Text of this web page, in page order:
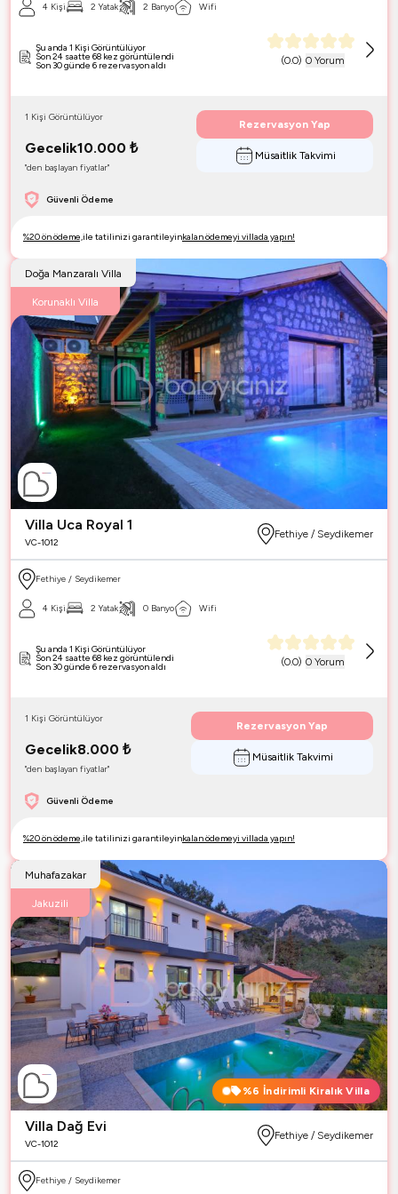
4 Kişi 2 Yatak 2 Banyo Wifi
(0.0) 0 Yorum
Şu anda 1 Kişi Görüntülüyor
Son 24 saatte 68 kez görüntülendi
Son 30 günde 6 rezervasyon aldı
Güvenli Ödeme
Gecelik10.000 ₺
"den başlayan fiyatlar"
1 Kişi Görüntülüyor
Rezervasyon Yap
Müsaitlik Takvimi
%20 ön ödeme,ile tatilinizi garantileyinkalan ödemeyi villada yapın!
Doğa Manzaralı Villa
Korunaklı Villa
Villa Uca Royal 1
VC-1012
Fethiye / Seydikemer
Fethiye / Seydikemer
4 Kişi 2 Yatak 0 Banyo Wifi
(0.0) 0 Yorum
Şu anda 1 Kişi Görüntülüyor
Son 24 saatte 68 kez görüntülendi
Son 30 günde 6 rezervasyon aldı
Güvenli Ödeme
Gecelik8.000 ₺
"den başlayan fiyatlar"
1 Kişi Görüntülüyor
Rezervasyon Yap
Müsaitlik Takvimi
%20 ön ödeme,ile tatilinizi garantileyinkalan ödemeyi villada yapın!
Muhafazakar
Jakuzili
%6 İndirimli Kiralık Villa
Villa Dağ Evi
VC-1012
Fethiye / Seydikemer
Fethiye / Seydikemer